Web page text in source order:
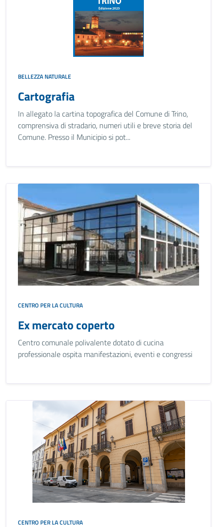
BELLEZZA NATURALE
Cartografia
In allegato la cartina topografica del Comune di Trino,
comprensiva di stradario, numeri utili e breve storia del
Comune. Presso il Municipio si pot...
CENTRO PER LA CULTURA
Ex mercato coperto
Centro comunale polivalente dotato di cucina
professionale ospita manifestazioni, eventi e congressi
CENTRO PER LA CULTURA